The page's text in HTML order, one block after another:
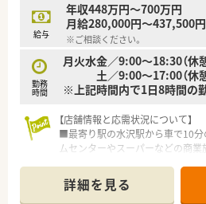
■管理薬剤師の募集として年収
おり、ご経験やスキルをしっかり
■勤務時間は平日の9時から18時
でとなっており、シフトによるお
■年俸制を採用しているため各種
れており、住宅手当などの規定も
給与
年収448万円～700万円
月給280,000円～437,500円
※ご相談ください。
勤務
時間
月火水金／9:00～18:30（休
土／9:00～17:00（休憩
※上記時間内で1日8時間の
【店舗情報と応需状況について】
■最寄り駅の水沢駅から車で10分
ムセンターやスーパーなどの商業
の処方箋を常勤2名非常勤1名の薬
■月火水金は18時30分までの営業
詳細を見る